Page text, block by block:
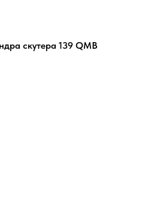
скутера 139 QМВ